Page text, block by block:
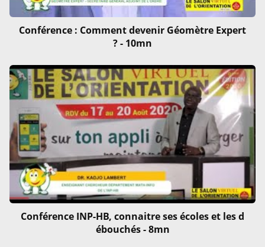
Conférence : Comment devenir Géomètre Expert
? - 10mn
Conférence INP-HB, connaitre ses écoles et les d
ébouchés - 8mn